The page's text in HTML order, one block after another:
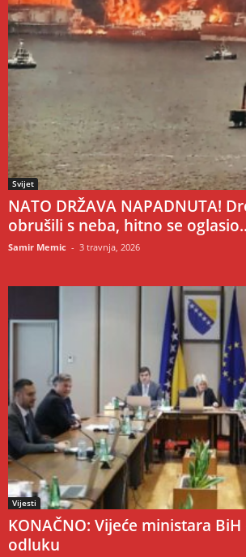
Svijet
NATO DRŽAVA NAPADNUTA!
obrušili s neba, hitno se
Samir Memic - 3 travnja, 2026
Vijesti
KONAČNO: Vijeće ministara
odluku